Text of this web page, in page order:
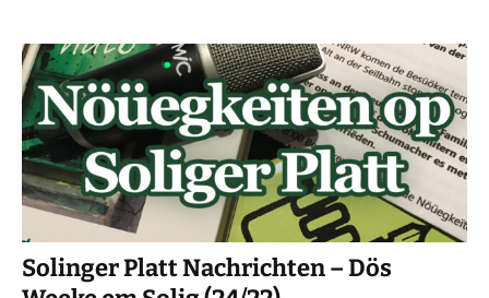
Solinger Platt Nachrichten – Dös